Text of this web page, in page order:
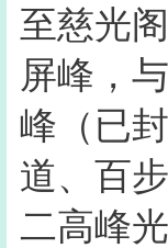
至慈光
屏峰，
峰（已
道、百
二高峰